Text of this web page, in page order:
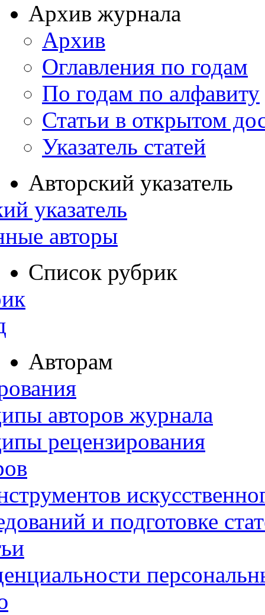
Архив журнала
Архив
Оглавления по годам
По годам по алфавиту
Статьи в открытом
Указатель статей
Авторский указатель
указатель
авторы
Список рубрик
Авторам
авторов журнала
рецензирования
и подготовке